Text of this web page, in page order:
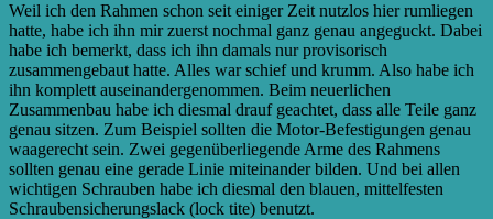
Weil ich den Rahmen schon seit einiger Zeit nutzlos hier rumliegen
hatte, habe ich ihn mir zuerst nochmal ganz genau angeguckt. Dabei
habe ich bemerkt, dass ich ihn damals nur provisorisch
zusammengebaut hatte. Alles war schief und krumm. Also habe ich
ihn komplett auseinandergenommen. Beim neuerlichen
Zusammenbau habe ich diesmal drauf geachtet, dass alle Teile ganz
genau sitzen. Zum Beispiel sollten die Motor-Befestigungen genau
waagerecht sein. Zwei gegenüberliegende Arme des Rahmens
sollten genau eine gerade Linie miteinander bilden. Und bei allen
wichtigen Schrauben habe ich diesmal den blauen, mittelfesten
Schraubensicherungslack (lock tite) benutzt.